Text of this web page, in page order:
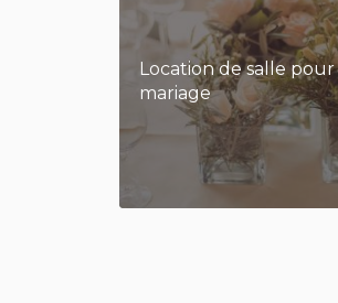
Location de salle
mariage